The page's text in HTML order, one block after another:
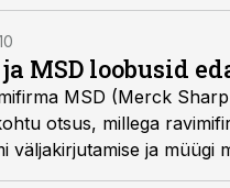
MSD loobusid
Dohme) loobusid kohtuotsuse edasikaebamisest ja nii jäi
ja müügi mõjutamise keelus ning